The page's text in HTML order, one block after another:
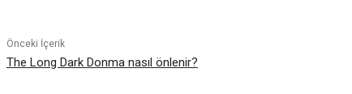
Önceki İçerik
The Long Dark Donma nasıl önlenir?